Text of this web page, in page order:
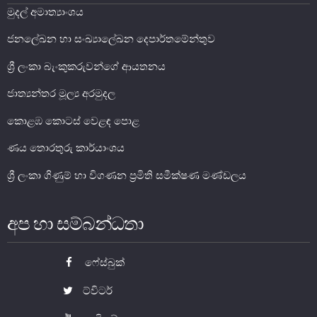
මූල්‍ය යටිතල පහසුකම්
ගෙවීම් හා පියවීම් පද්ධතිය
නීති හා රෙගුලාසි
පිරමීඩ යෝජනා
උපකරණ සහ ක්‍රියාත්මක කිරීම
මූල්‍ය උපකරණ විශ්ලේෂණය
මූල්‍ය ස්ථායිතා විවරණය
මුදල් අමාත්‍යාංශය
ජනලේඛන හා සංඛ්‍යාලේඛන දෙපාර්තමේන්තුව
ශ්‍රී ලංකා බැංකුකරුවන්ගේ ආයතනය
ජාත්‍යන්තර මූල්‍ය අරමුදල
කොළඹ කොටස් වෙළඳ පොළ
ණය තොරතුරු කාර්යාංශය
ශ්‍රී ලංකා ගිණුම් හා විගණන ප්‍රමිති සමීක්ෂණ මණ්ඩලය
අප හා සම්බන්ධතා
ෆේස්බුක්
ට්විටර්